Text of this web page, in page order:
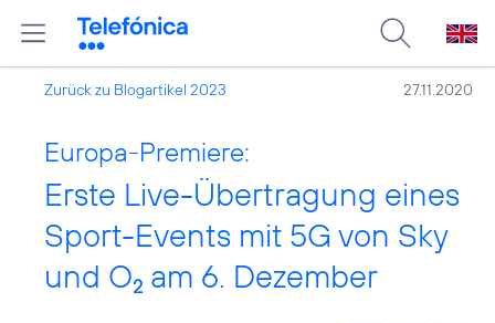
Zurück zu Blogartikel 2023 27.11.2020
Europa-Premiere:
Erste Live-Übertragung eines
Sport-Events mit 5G von Sky
und O2 am 6. Dezember